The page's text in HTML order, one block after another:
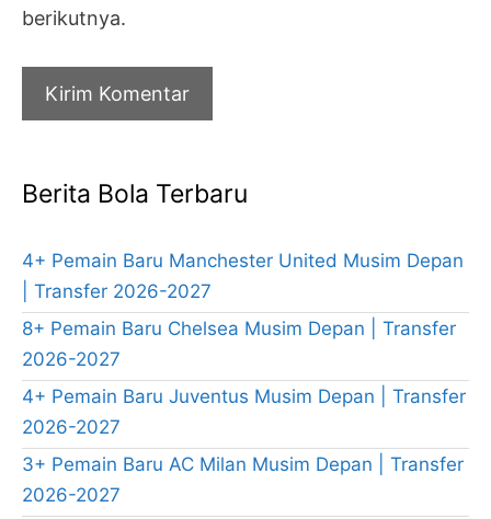
berikutnya.
Berita Bola Terbaru
4+ Pemain Baru Manchester United Musim Depan
| Transfer 2026-2027
8+ Pemain Baru Chelsea Musim Depan | Transfer
2026-2027
4+ Pemain Baru Juventus Musim Depan | Transfer
2026-2027
3+ Pemain Baru AC Milan Musim Depan | Transfer
2026-2027